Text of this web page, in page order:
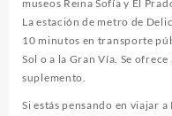
museos Reina Sofía y El
La estación de metro de
10 minutos en transporte
Sol o a la Gran Vía. Se
suplemento.
Si estás pensando en viajar